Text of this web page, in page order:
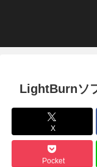
LightBurnソ
X
Pocket